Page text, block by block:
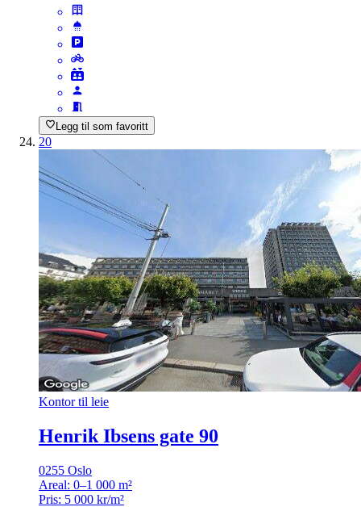
Legg til som favoritt
20
Kontor til leie
Henrik Ibsens gate 90
0255 Oslo
Areal: 0–1 000 m²
Pris: 5 000 kr/m²